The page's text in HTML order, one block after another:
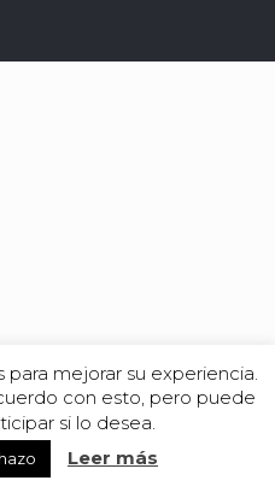
mejorar su experiencia.
con esto, pero puede
si lo desea.
Leer más